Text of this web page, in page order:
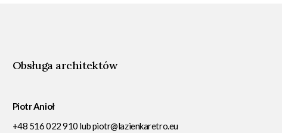
Obsługa architektów
Piotr Anioł
+48 516 022 910 lubpiotr@lazienkaretro.eu